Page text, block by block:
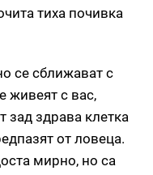
тиха почивка
се сближават с
живеят с вас,
зад здрава клетка
от ловеца.
мирно, но са